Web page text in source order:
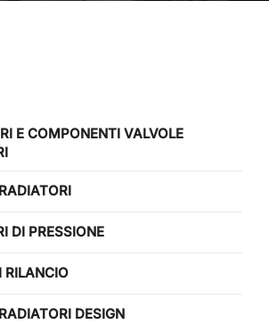
E COMPONENTI VALVOLE
DI PRESSIONE
RILANCIO
DESIGN